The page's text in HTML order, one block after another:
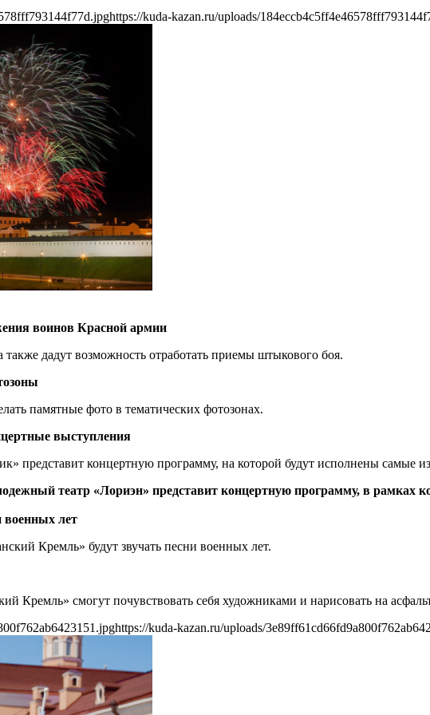
https://kuda-kazan.ru/uploads/
воинов Красной армии
дадут возможность отработать приемы штыкового боя.
памятные фото в тематических фотозонах.
выступления
представит концертную программу, на которой будут исполнены самые
театр «Лориэн» представит концертную программу, в рамках
военных лет
Кремль» будут звучать песни военных лет.
Кремль» смогут почувствовать себя художниками и нарисовать на
https://kuda-kazan.ru/uploads/